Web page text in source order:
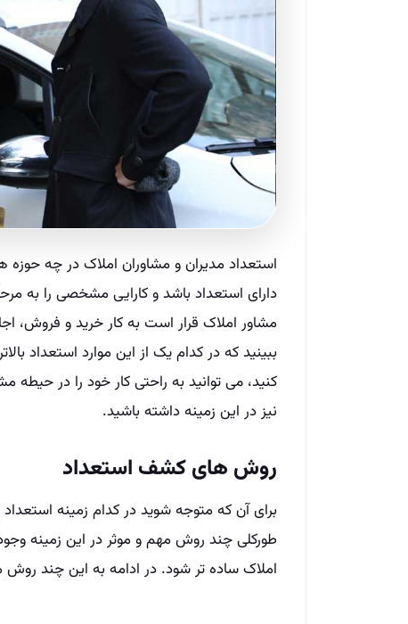
استعداد مدیران و مشاوران املاک در چه
دارای استعداد باشد و کارایی مشخصی را به
مشاور املاک قرار است به کار خرید و فروش،
ببینید که در کدام یک از این موارد استعداد
کنید، می توانید به راحتی کار خود را در
نیز در این زمینه داشته باشید.
روش های کشف استعداد
برای آن که متوجه شوید در کدام زمینه استعداد
طورکلی چند روش مهم و موثر در این زمینه
املاک ساده تر شود. در ادامه به این چند روش